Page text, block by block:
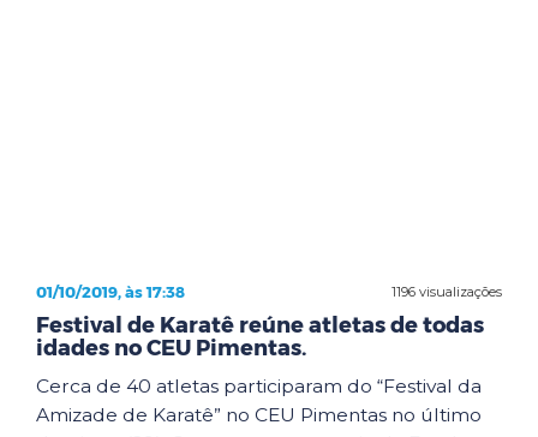
1196 visualizações
01/10/2019, às 17:38
Festival de Karatê reúne atletas de todas
idades no CEU Pimentas.
Cerca de 40 atletas participaram do “Festival da
Amizade de Karatê” no CEU Pimentas no último